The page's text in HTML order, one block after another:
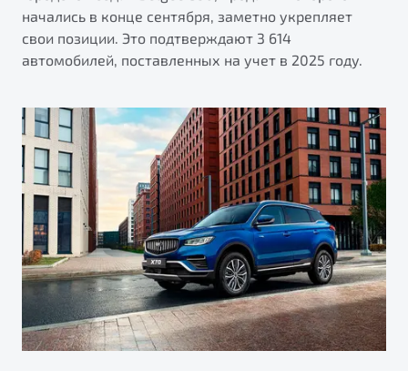
начались в конце сентября, заметно укрепляет
свои позиции. Это подтверждают 3 614
автомобилей, поставленных на учет в 2025 году.